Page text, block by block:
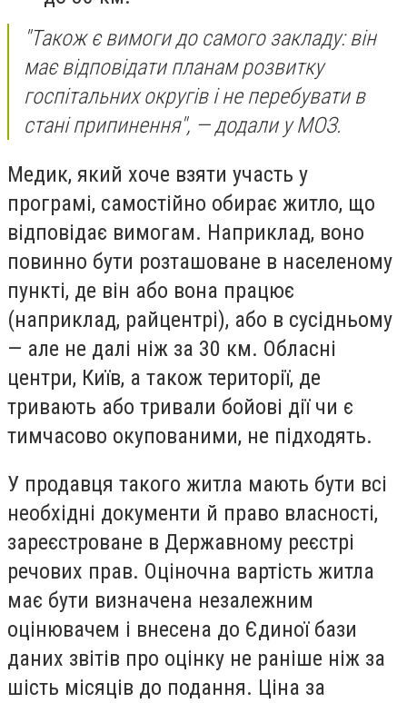
"Також є вимоги до самого закладу: він
має відповідати планам розвитку
госпітальних округів і не перебувати в
стані припинення", — додали у МОЗ.
Медик, який хоче взяти участь у
програмі, самостійно обирає житло, що
відповідає вимогам. Наприклад, воно
повинно бути розташоване в населеному
пункті, де він або вона працює
(наприклад, райцентрі), або в сусідньому
— але не далі ніж за 30 км. Обласні
центри, Київ, а також території, де
тривають або тривали бойові дії чи є
тимчасово окупованими, не підходять.
У продавця такого житла мають бути всі
необхідні документи й право власності,
зареєстроване в Державному реєстрі
речових прав. Оціночна вартість житла
має бути визначена незалежним
оцінювачем і внесена до Єдиної бази
даних звітів про оцінку не раніше ніж за
шість місяців до подання. Ціна за